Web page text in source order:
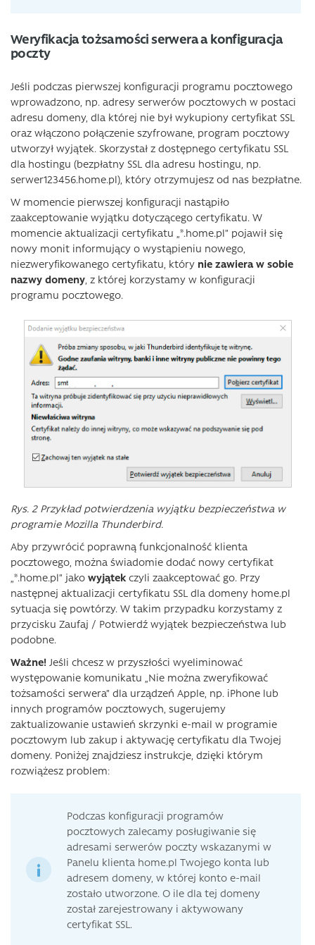
Weryfikacja tożsamości serwera a konfiguracja
poczty
Jeśli podczas pierwszej konfiguracji programu pocztowego
wprowadzono, np. adresy serwerów pocztowych w postaci
adresu domeny, dla której nie był wykupiony certyfikat SSL
oraz włączono połączenie szyfrowane, program pocztowy
utworzył wyjątek. Skorzystał z dostępnego certyfikatu SSL
dla hostingu (bezpłatny SSL dla adresu hostingu, np.
serwer123456.home.pl), który otrzymujesz od nas bezpłatne.
W momencie pierwszej konfiguracji nastąpiło
zaakceptowanie wyjątku dotyczącego certyfikatu. W
momencie aktualizacji certyfikatu „*.home.pl” pojawił się
nowy monit informujący o wystąpieniu nowego,
niezweryfikowanego certyfikatu, który nie zawiera w sobie
nazwy domeny, z której korzystamy w konfiguracji
programu pocztowego.
Rys. 2 Przykład potwierdzenia wyjątku bezpieczeństwa w
programie Mozilla Thunderbird.
Aby przywrócić poprawną funkcjonalność klienta
pocztowego, można świadomie dodać nowy certyfikat
„*.home.pl” jako wyjątek czyli zaakceptować go. Przy
następnej aktualizacji certyfikatu SSL dla domeny home.pl
sytuacja się powtórzy. W takim przypadku korzystamy z
przycisku Zaufaj / Potwierdź wyjątek bezpieczeństwa lub
podobne.
Ważne! Jeśli chcesz w przyszłości wyeliminować
występowanie komunikatu „Nie można zweryfikować
tożsamości serwera” dla urządzeń Apple, np. iPhone lub
innych programów pocztowych, sugerujemy
zaktualizowanie ustawień skrzynki e-mail w programie
pocztowym lub zakup i aktywację certyfikatu dla Twojej
domeny. Poniżej znajdziesz instrukcje, dzięki którym
rozwiążesz problem:
Podczas konfiguracji programów
pocztowych zalecamy posługiwanie się
adresami serwerów poczty wskazanymi w
Panelu klienta home.pl Twojego konta lub
adresem domeny, w której konto e-mail
zostało utworzone. O ile dla tej domeny
został zarejestrowany i aktywowany
certyfikat SSL.